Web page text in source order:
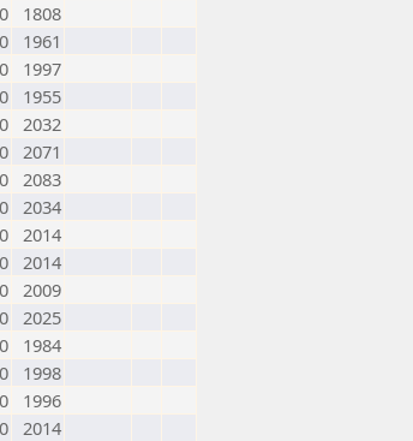
0
1808
0
1961
0
1997
0
1955
0 2032
0 2071
0 2083
0 2034
0 2014
0 2014
0 2009
0 2025
0
1984
0
1998
0
1996
0 2014